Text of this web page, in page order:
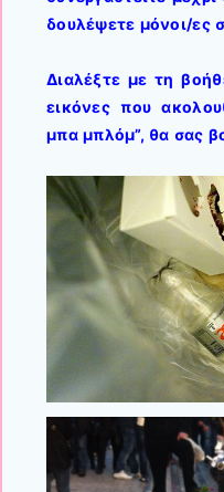
δουλέψετε μόνοι/ες
Διαλέξτε με τη
εικόνες που
μπα μπλόμ”, θα σας